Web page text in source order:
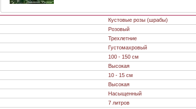
Кустовые розы (шрабы)
Розовый
Трехлетние
Густомахровый
100 - 150 см
Высокая
10 - 15 см
Высокая
Насыщенный
7 литров